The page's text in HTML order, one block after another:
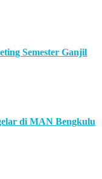
Semester Ganjil
di MAN Bengkulu